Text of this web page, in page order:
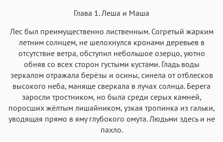
Аа
Roboto
Аа
Garamond
Аа
Fira Sans
Аа
Times
Аа
Iowan
Аа
San Francisco Аа
SF Serif Аа
New York
Аа
Helvetica Neue
Аа
Arial Аа
Georgia
Аа
Times New Roman
Глава 1. Леша и Маша
Лес был преимущественно лиственным. Согретый жарким
летним солнцем, не шелохнулся кронами деревьев в
отсутствие ветра, обступил небольшое озерцо, уютно
обняв со всех сторон густыми кустами. Гладь воды
зеркалом отражала берёзы и осины, синела от отблесков
высокого неба, маняще сверкала в лучах солнца. Берега
заросли тростником, но была среди серых камней,
поросших жёлтым лишайником, узкая тропинка из гальки,
уводящая прямо в яму глубокого омута. Людьми здесь и не
пахло.